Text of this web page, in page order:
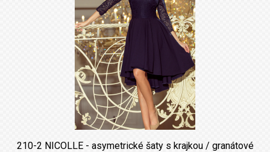
210-2 NICOLLE - asymetrické šaty s krajkou / granátové